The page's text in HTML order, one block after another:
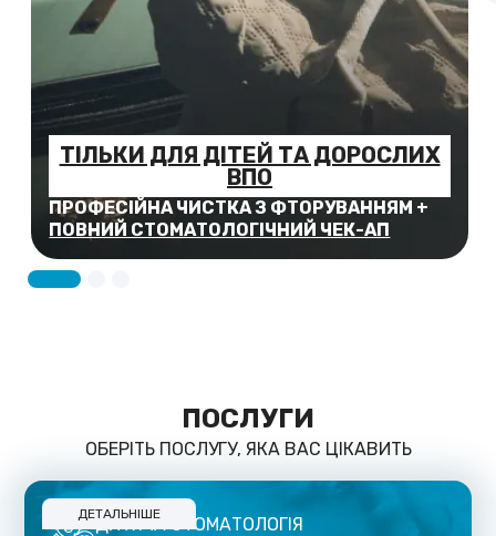
ЩЕ ОСОБИСТО ДЛЯ ВПО
Фінансування лікування:
стоматологічну допомогу
доступнішою!
ТІЛЬКИ ДЛЯ ДІТЕЙ ТА ДОРОСЛИХ
ВПО
ПРОФЕСІЙНА ЧИСТКАЗ ФТОРУВАННЯМ +
ПОВНИЙ СТОМАТОЛОГІЧНИЙ ЧЕК-АП
ДИТЯЧА СТОМАТОЛОГІЯ
ДЕТАЛЬНІШЕ
ПОСЛУГИ
ОБЕРІТЬ ПОСЛУГУ, ЯКА ВАС ЦІКАВИТЬ